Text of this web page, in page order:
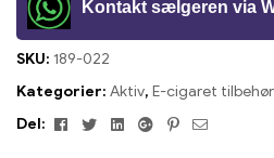
Kontakt sælgeren via
SKU: 189-022
Kategorier: Aktiv, E-cigaret tilbehør
Del:
FacebookTwitterLinkedinGoogle+Pinterest
E-